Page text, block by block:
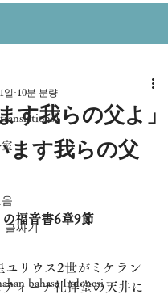
골짜기
bahasa Indonesi
す我らの父よ」
일 10분 분량
ます我らの父
福音書6章9節
ユリウス2世がミケラン
ィーナ礼拝堂の天井に